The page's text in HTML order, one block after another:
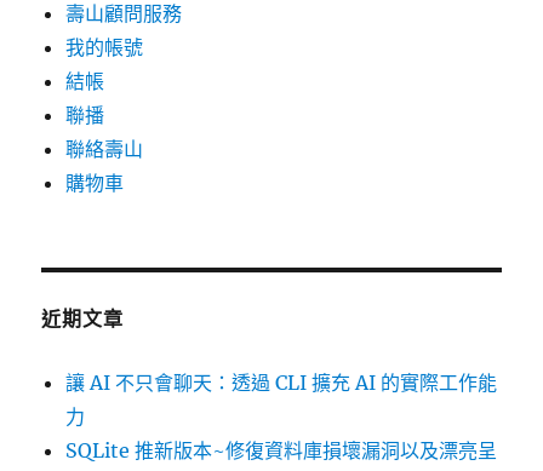
壽山顧問服務
我的帳號
結帳
聯播
聯絡壽山
購物車
近期文章
讓 AI 不只會聊天：透過 CLI 擴充 AI 的實際工作能
力
SQLite 推新版本~修復資料庫損壞漏洞以及漂亮呈